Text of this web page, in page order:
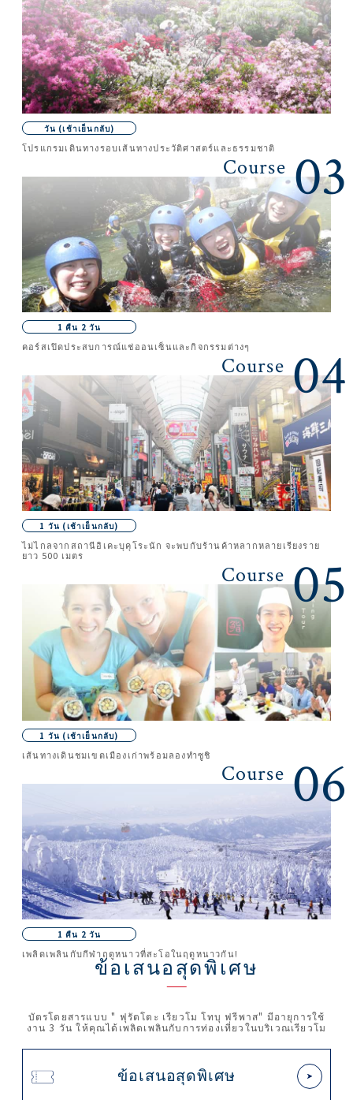
วัน (เช้าเย็นกลับ)
โปรแกรมเดินทางรอบเส้นทางประวัติศาสตร์และธรรมชาติ
Course 03
1 คืน 2 วัน
คอร์สเปิดประสบการณ์แช่ออนเซ็นและกิจกรรมต่างๆ
Course 04
1 วัน (เช้าเย็นกลับ)
ไม่ไกลจากสถานีอิเคะบุคุโระนัก จะพบกับร้านค้าหลากหลายเรียงราย
ยาว 500 เมตร
Course 05
1 วัน (เช้าเย็นกลับ)
เส้นทางเดินชมเขตเมืองเก่าพร้อมลองทำซูชิ
Course 06
1 คืน 2 วัน
เพลิดเพลินกับกีฬาฤดูหนาวที่สะโอในฤดูหนาวกัน!
ข้อเสนอสุดพิเศษ
บัตรโดยสารแบบ " ฟุรัตโตะ เรียวโม โทบุ ฟรีพาส" มีอายุการใช้
งาน 3 วัน ให้คุณได้เพลิดเพลินกับการท่องเที่ยวในบริเวณเรียวโม
ข้อเสนอสุดพิเศษ